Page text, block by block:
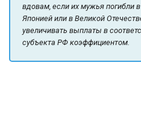
вдовам, если их мужья погибли
Японией или в Великой
увеличивать выплаты в
субъекта РФ коэффициентом.